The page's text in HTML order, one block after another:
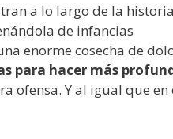
a lo largo de la
de infancias
enorme cosecha de
para hacer más
ofensa. Y al igual que en